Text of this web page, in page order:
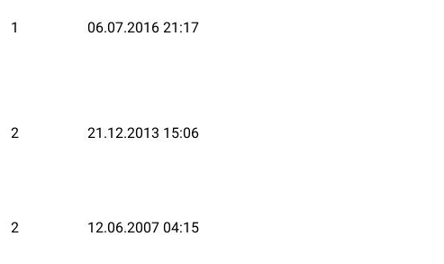
1 06.07.2016 21:17
2 21.12.2013 15:06
2 12.06.2007 04:15